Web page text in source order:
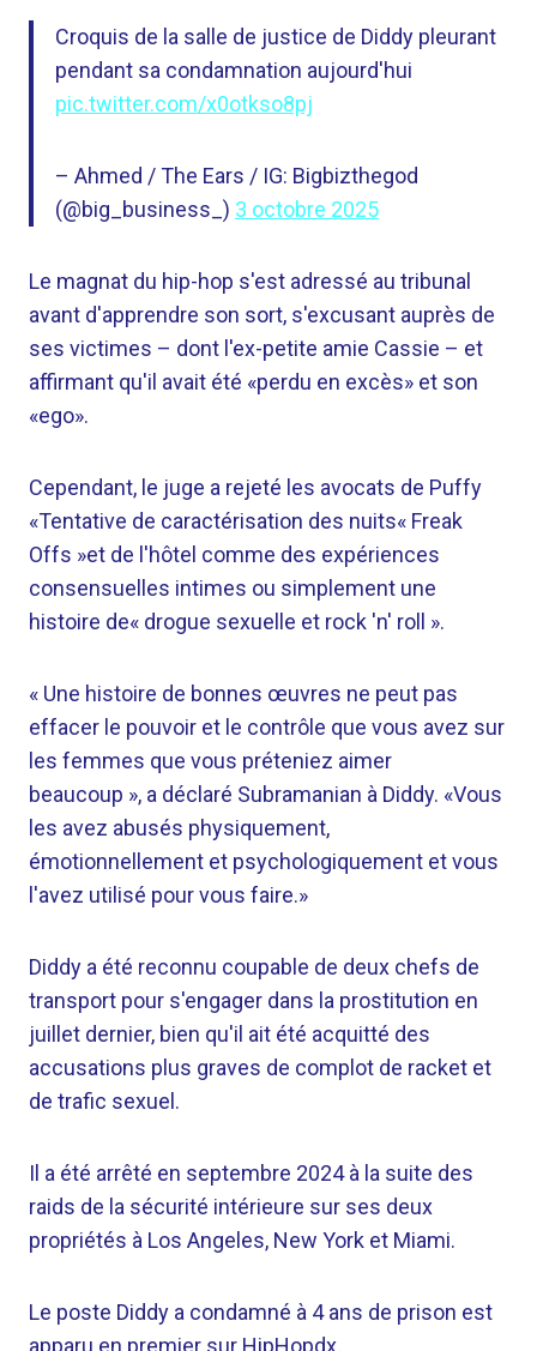
Croquis de la salle de justice de Diddy pleurant
pendant sa condamnation aujourd'hui
pic.twitter.com/x0otkso8pj
– Ahmed / The Ears / IG: Bigbizthegod
(@big_business_) 3 octobre 2025
Le magnat du hip-hop s'est adressé au tribunal
avant d'apprendre son sort, s'excusant auprès de
ses victimes – dont l'ex-petite amie Cassie – et
affirmant qu'il avait été «perdu en excès» et son
«ego».
Cependant, le juge a rejeté les avocats de Puffy
«Tentative de caractérisation des nuits« Freak
Offs »et de l'hôtel comme des expériences
consensuelles intimes ou simplement une
histoire de« drogue sexuelle et rock 'n' roll ».
« Une histoire de bonnes œuvres ne peut pas
effacer le pouvoir et le contrôle que vous avez sur
les femmes que vous préteniez aimer
beaucoup », a déclaré Subramanian à Diddy. «Vous
les avez abusés physiquement,
émotionnellement et psychologiquement et vous
l'avez utilisé pour vous faire.»
Diddy a été reconnu coupable de deux chefs de
transport pour s'engager dans la prostitution en
juillet dernier, bien qu'il ait été acquitté des
accusations plus graves de complot de racket et
de trafic sexuel.
Il a été arrêté en septembre 2024 à la suite des
raids de la sécurité intérieure sur ses deux
propriétés à Los Angeles, New York et Miami.
Le poste Diddy a condamné à 4 ans de prison est
apparu en premier sur HipHopdx.